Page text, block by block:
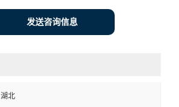
发送咨询信息
湖北